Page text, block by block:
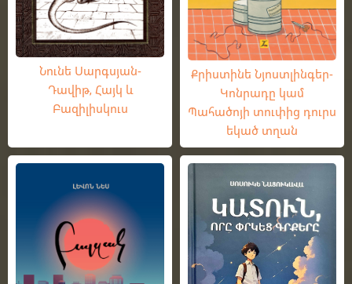
Նունե Սարգսյան-
Դավիթ, Հայկ և
Բազիլիսկուս
Քրիստինե Նյոստլինգեր-
Կոնրադը կամ
Պահածոյի տուփից դուրս
եկած տղան